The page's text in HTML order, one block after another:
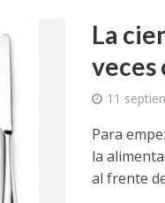
La
veces
11
Para
la
al frente